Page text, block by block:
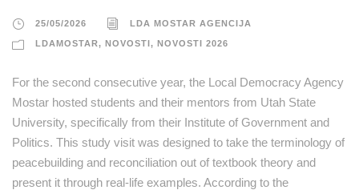
25/05/2026 LDA MOSTAR AGENCIJA
LDAMOSTAR, NOVOSTI, NOVOSTI 2026
For the second consecutive year, the Local Democracy Agency
Mostar hosted students and their mentors from Utah State
University, specifically from their Institute of Government and
Politics. This study visit was designed to take the terminology of
peacebuilding and reconciliation out of textbook theory and
present it through real-life examples. According to the